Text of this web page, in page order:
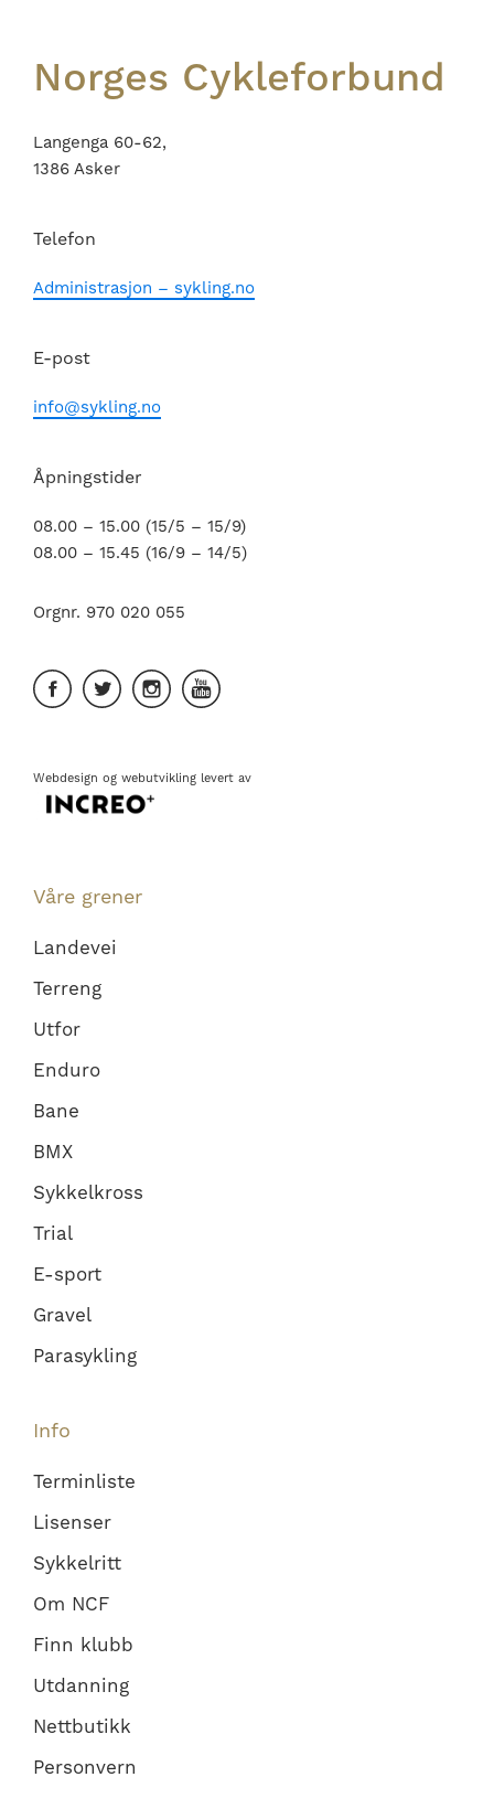
Norges Cykleforbund
Langenga 60-62,
1386 Asker
Telefon
Administrasjon – sykling.no
E-post
info@sykling.no
Åpningstider
08.00 – 15.00 (15/5 – 15/9)
08.00 – 15.45 (16/9 – 14/5)
Orgnr. 970 020 055
Webdesign og webutvikling levert av
Våre grener
Landevei
Terreng
Utfor
Enduro
Bane
BMX
Sykkelkross
Trial
E-sport
Gravel
Parasykling
Info
Terminliste
Lisenser
Sykkelritt
Om NCF
Finn klubb
Utdanning
Nettbutikk
Personvern